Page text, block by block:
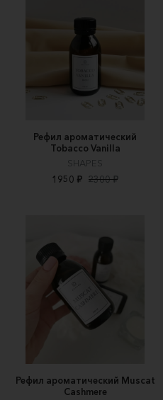
Рефил ароматический
Tobacco Vanilla
SHAPES
1950 ₽ 2300 ₽
Рефил ароматический Muscat
Cashmere